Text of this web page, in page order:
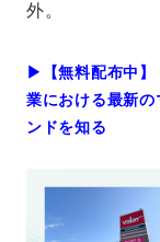
外。
▶︎【無料配布中】
業における最新
ンドを知る